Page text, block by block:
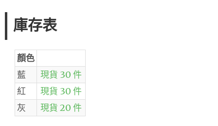
庫存表
顏色
藍
現貨 30 件
紅
現貨 30 件
灰
現貨 20 件